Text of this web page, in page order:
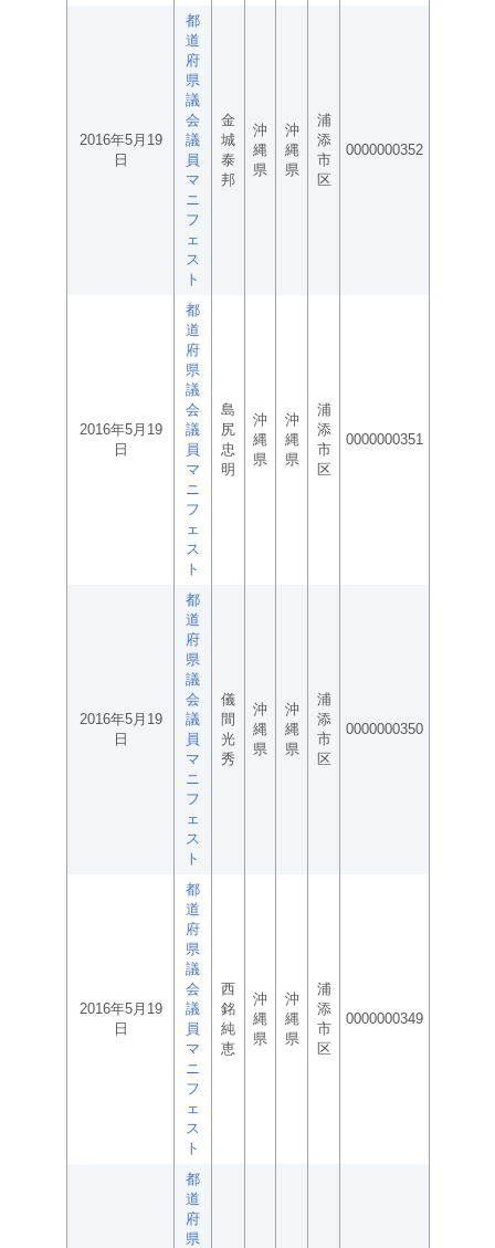
2016年5月19
日
都
道
府
県
議
会
議
員
マ
ニ
フ
ェ
ス
ト
金
城
泰
邦
沖
縄
県
沖
縄
県
浦
添
市
区
0000000352
2016年5月19
日
都
道
府
県
議
会
議
員
マ
ニ
フ
ェ
ス
ト
島
尻
忠
明
沖
縄
県
沖
縄
県
浦
添
市
区
0000000351
2016年5月19
日
都
道
府
県
議
会
議
員
マ
ニ
フ
ェ
ス
ト
儀
間
光
秀
沖
縄
県
沖
縄
県
浦
添
市
区
0000000350
2016年5月19
日
都
道
府
県
議
会
議
員
マ
ニ
フ
ェ
ス
ト
西
銘
純
恵
沖
縄
県
沖
縄
県
浦
添
市
区
0000000349
都
道
府
県